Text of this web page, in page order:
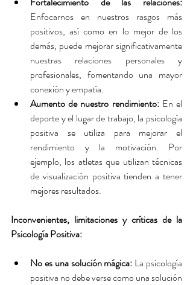
Enfocarnos en nuestros rasgos más
positivos, así como en lo mejor de los
demás, puede mejorar significativamente
nuestras relaciones personales y
profesionales, fomentando una mayor
conexión y empatía.
Aumento de nuestro rendimiento: En el
deporte y el lugar de trabajo, la psicología
positiva se utiliza para mejorar el
rendimiento y la motivación. Por
ejemplo, los atletas que utilizan técnicas
de visualización positiva tienden a tener
mejores resultados.
Inconvenientes, limitaciones y críticas de la
Psicología Positiva:
No es una solución mágica: La psicología
positiva no debe verse como una solución